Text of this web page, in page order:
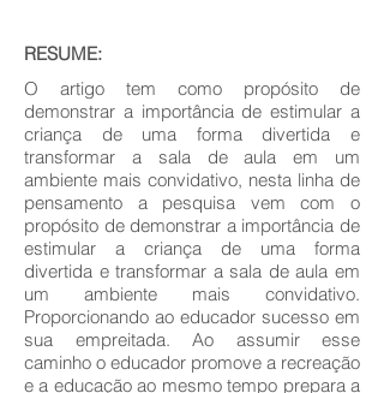
RESUME:
O artigo tem como propósito de
demonstrar a importância de estimular a
criança de uma forma divertida e
transformar a sala de aula em um
ambiente mais convidativo, nesta linha de
pensamento a pesquisa vem com o
propósito de demonstrar a importância de
estimular a criança de uma forma
divertida e transformar a sala de aula em
um ambiente mais convidativo.
Proporcionando ao educador sucesso em
sua empreitada. Ao assumir esse
caminho o educador promove a recreação
e a educação ao mesmo tempo prepara a